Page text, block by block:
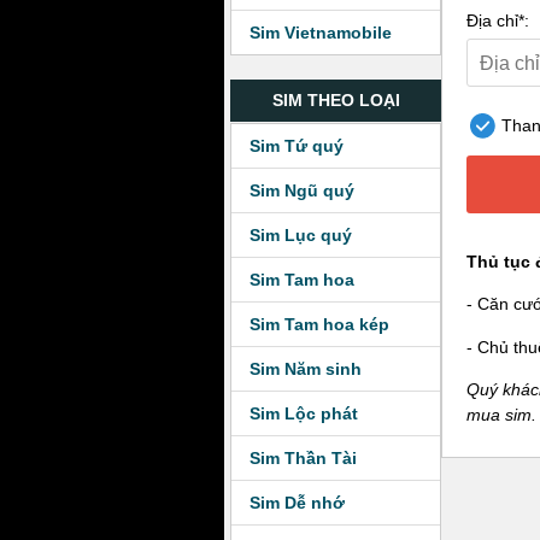
Sim Vietnamobile
SIM THEO LOẠI
Sim Tứ quý
Sim Ngũ quý
Sim Lục quý
Sim Tam hoa
Sim Tam hoa kép
Sim Năm sinh
Sim Lộc phát
Sim Thần Tài
Sim Dễ nhớ
Địa chỉ*:
Thủ tục
- Căn
- Chủ
Quý
mua sim.